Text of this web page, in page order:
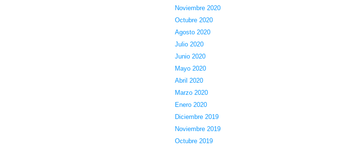
Noviembre 2020
Octubre 2020
Agosto 2020
Julio 2020
Junio 2020
Mayo 2020
Abril 2020
Marzo 2020
Enero 2020
Diciembre 2019
Noviembre 2019
Octubre 2019